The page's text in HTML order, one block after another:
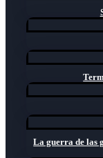
La guerra de las